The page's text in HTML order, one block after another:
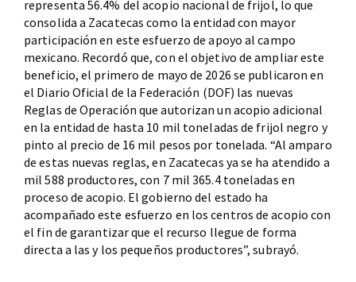
representa 56.4% del acopio nacional de frijol, lo que
consolida a Zacatecas como la entidad con mayor
participación en este esfuerzo de apoyo al campo
mexicano. Recordó que, con el objetivo de ampliar este
beneficio, el primero de mayo de 2026 se publicaron en
el Diario Oficial de la Federación (DOF) las nuevas
Reglas de Operación que autorizan un acopio adicional
en la entidad de hasta 10 mil toneladas de frijol negro y
pinto al precio de 16 mil pesos por tonelada. “Al amparo
de estas nuevas reglas, en Zacatecas ya se ha atendido a
mil 588 productores, con 7 mil 365.4 toneladas en
proceso de acopio. El gobierno del estado ha
acompañado este esfuerzo en los centros de acopio con
el fin de garantizar que el recurso llegue de forma
directa a las y los pequeños productores”, subrayó.